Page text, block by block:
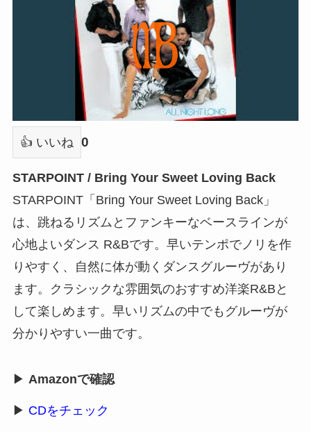
👍 いいね 0
STARPOINT / Bring Your Sweet Loving Back
STARPOINT「Bring Your Sweet Loving Back」
は、跳ねるリズムとファンキーなベースラインが
心地よいダンス R&Bです。早いテンポでノリを作
りやすく、自然に体が動くダンスグルーヴがあり
ます。クラシックな雰囲気のおすすめ洋楽R&Bと
して楽しめます。早いリズムの中でもグルーヴが
分かりやすい一曲です。
▶ Amazonで確認
▶ CDをチェック